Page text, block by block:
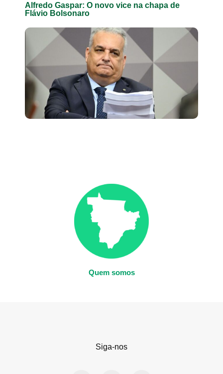
Alfredo Gaspar: O novo vice na chapa de
Flávio Bolsonaro
Quem somos
Siga-nos